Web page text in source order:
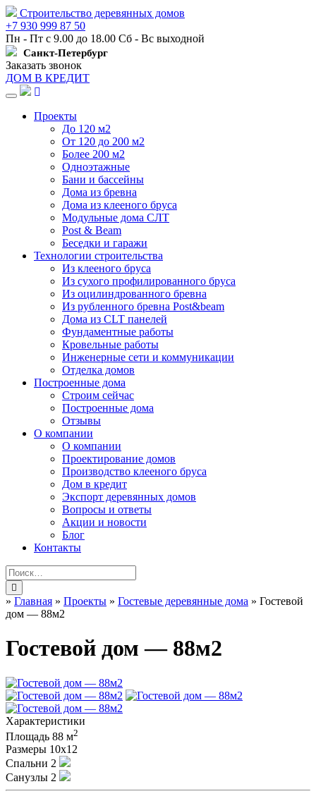
Строительство деревянных домов
+7 930 999 87 50
Пн - Пт с 9.00 до 18.00 Сб - Вс выходной
Санкт-Петербург
Заказать звонок
ДОМ В КРЕДИТ
Навигация
Проекты
До 120 м2
От 120 до 200 м2
Более 200 м2
Одноэтажные
Бани и бассейны
Дома из бревна
Дома из клееного бруса
Модульные дома СЛТ
Post & Beam
Беседки и гаражи
Технологии строительства
Из клееного бруса
Из сухого профилированного бруса
Из оцилиндрованного бревна
Из рубленного бревна Post&beam
Дома из CLT панелей
Фундаментные работы
Кровельные работы
Инженерные сети и коммуникации
Отделка домов
Построенные дома
Строим сейчас
Построенные дома
Отзывы
О компании
О компании
Проектирование домов
Производство клееного бруса
Дом в кредит
Экспорт деревянных домов
Вопросы и ответы
Акции и новости
Блог
Контакты
» Главная » Проекты » Гостевые деревянные дома » Гостевой
дом — 88м2
Гостевой дом — 88м2
Характеристики
Площадь 88 м2
Размеры 10х12
Спальни 2
Санузлы 2